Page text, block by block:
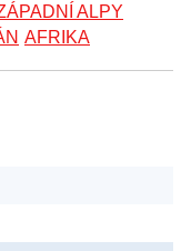
ALPY
AFRIKA